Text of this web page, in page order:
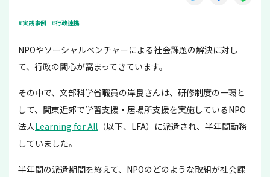
#実践事例 #行政連携
NPOやソーシャルベンチャーによる社会課題の解決に対し
て、行政の関心が高まってきています。
その中で、文部科学省職員の岸良さんは、研修制度の一環と
して、関東近郊で学習支援・居場所支援を実施しているNPO
法人 Learning for All （以下、LFA）に派遣され、半年間勤務
していました。
半年間の派遣期間を終えて、NPOのどのような取組が社会課